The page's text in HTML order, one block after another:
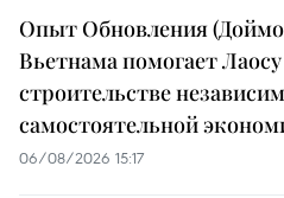
Опыт Обновления
Вьетнама помогает
строительстве
самостоятельной
06/08/2026 15:17